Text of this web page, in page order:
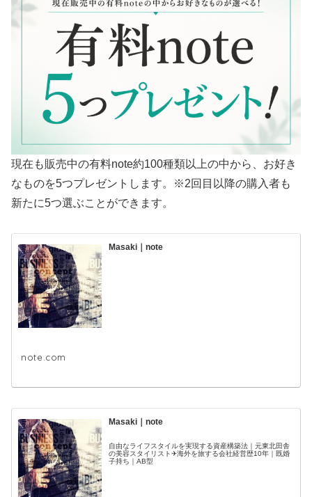
現在も販売中の有料note約100種類以上の中から、お好き
なものを5つプレゼントします。※2回目以降の購入者も
新たに5つ選ぶことができます。
Masaki｜note
note.com
Masaki｜note
自由なライフスタイルを実現する資産構築法｜元東北田舎
の美容スタイリスト✈海外を旅する会社経営歴10年｜既婚
子持ち｜AB型